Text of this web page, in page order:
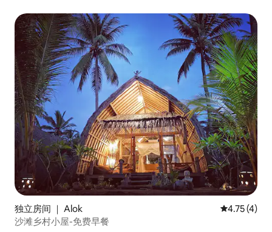
独立房间 ｜ Alok 平均评分
4.75 (4)
沙滩乡村小屋-免费早餐